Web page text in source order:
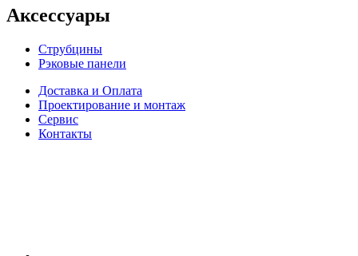
Аксессуары
Струбцины
Рэковые панели
Доставка и Оплата
Проектирование и монтаж
Сервис
Контакты